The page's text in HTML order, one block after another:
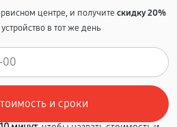
центре, и получитескидку 20%
в тот же день